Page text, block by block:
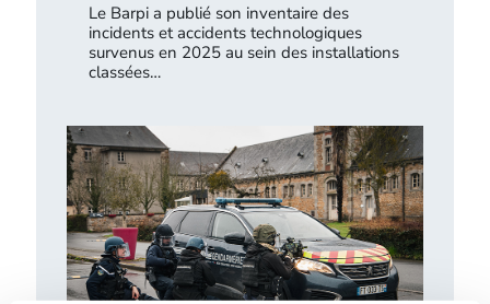
Le Barpi a publié son inventaire des
incidents et accidents technologiques
survenus en 2025 au sein des installations
classées…